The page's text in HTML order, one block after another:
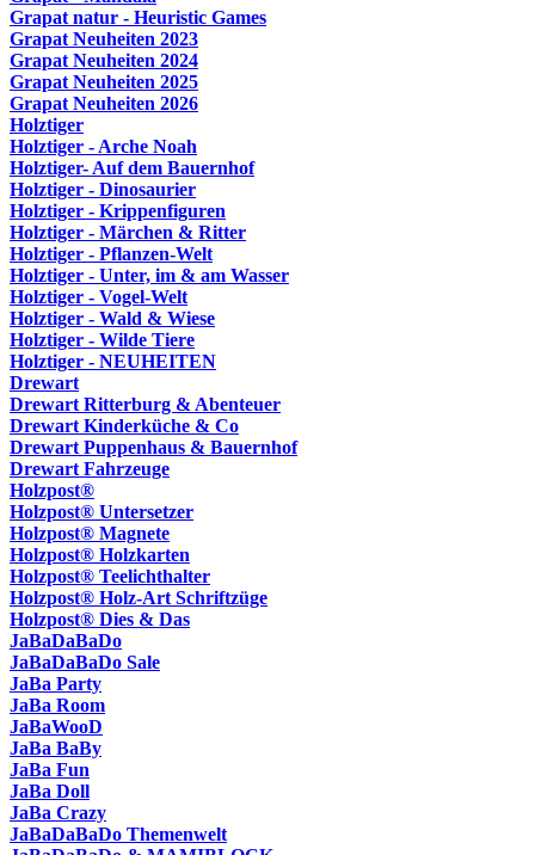
Grapat natur - Heuristic Games
Grapat Neuheiten 2023
Grapat Neuheiten 2024
Grapat Neuheiten 2025
Grapat Neuheiten 2026
Holztiger
Holztiger - Arche Noah
Holztiger- Auf dem Bauernhof
Holztiger - Dinosaurier
Holztiger - Krippenfiguren
Holztiger - Märchen & Ritter
Holztiger - Pflanzen-Welt
Holztiger - Unter, im & am Wasser
Holztiger - Vogel-Welt
Holztiger - Wald & Wiese
Holztiger - Wilde Tiere
Holztiger - NEUHEITEN
Drewart
Drewart Ritterburg & Abenteuer
Drewart Kinderküche & Co
Drewart Puppenhaus & Bauernhof
Drewart Fahrzeuge
Holzpost®
Holzpost® Untersetzer
Holzpost® Magnete
Holzpost® Holzkarten
Holzpost® Teelichthalter
Holzpost® Holz-Art Schriftzüge
Holzpost® Dies & Das
JaBaDaBaDo
JaBaDaBaDo Sale
JaBa Party
JaBa Room
JaBaWooD
JaBa BaBy
JaBa Fun
JaBa Doll
JaBa Crazy
JaBaDaBaDo Themenwelt